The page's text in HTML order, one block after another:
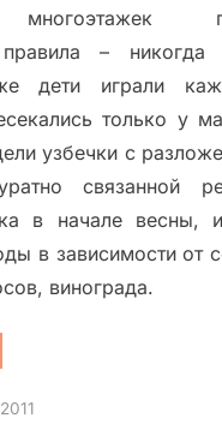
правила – никогда
дети играли
только у
узбечки с
связанной
в начале весны,
в зависимости от
винограда.